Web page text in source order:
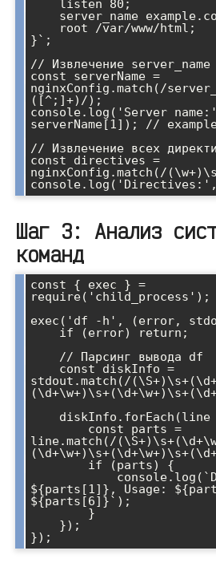
}`;
// Извлечение server_name
const serverName =
nginxConfig.match(/
([^;]+)/);
console.log('Server
serverName[1]); //
// Извлечение всех
const directives =
nginxConfig.match(/
Шаг 3: Анализ
команд
const { exec } =
require('child_process');
exec('df -h', (error,
stdout.match(/
line.match(/
${parts[1]}, Usage:
${parts[6]}`);
});